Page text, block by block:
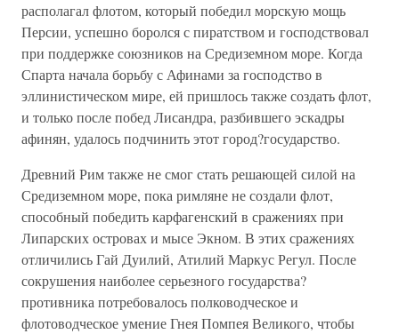
располагал флотом, который победил морскую мощь
Персии, успешно боролся с пиратством и господствовал
при поддержке союзников на Средиземном море. Когда
Спарта начала борьбу с Афинами за господство в
эллинистическом мире, ей пришлось также создать флот,
и только после побед Лисандра, разбившего эскадры
афинян, удалось подчинить этот город?государство.
Древний Рим также не смог стать решающей силой на
Средиземном море, пока римляне не создали флот,
способный победить карфагенский в сражениях при
Липарских островах и мысе Экном. В этих сражениях
отличились Гай Дуилий, Атилий Маркус Регул. После
сокрушения наиболее серьезного государства?
противника потребовалось полководческое и
флотоводческое умение Гнея Помпея Великого, чтобы